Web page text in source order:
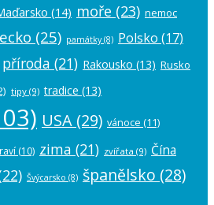
(14) moře (23) nemoc
(25) památky(8) Polsko (17)
příroda (21) Rakousko (13) Rusko
tipy (9) tradice (13)
USA (29) vánoce (11)
(10) zima (21) zvířata (9) Čína
Švýcarsko (8) španělsko (28)